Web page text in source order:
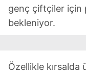
genç çiftçiler için
bekleniyor.
Özellikle kırsalda